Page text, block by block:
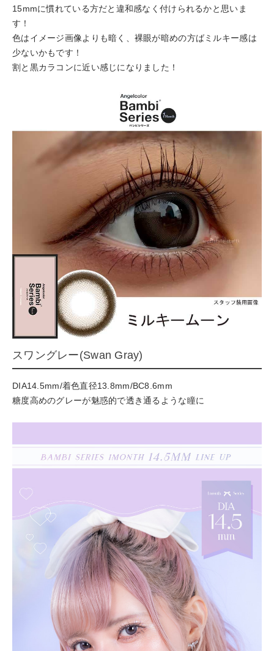
15mmに慣れている方だと違和感なく付けられるかと思いま
す！
色はイメージ画像よりも暗く、裸眼が暗めの方ばミルキー感は
少ないかもです！
割と黒カラコンに近い感じになりました！
スワングレー(Swan Gray)
DIA14.5mm/着色直径13.8mm/BC8.6mm
糖度高めのグレーが魅惑的で透き通るような瞳に